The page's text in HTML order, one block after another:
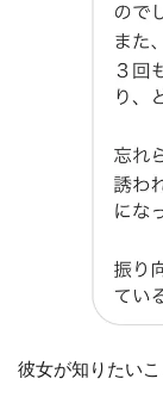
彼女が知りたいこ